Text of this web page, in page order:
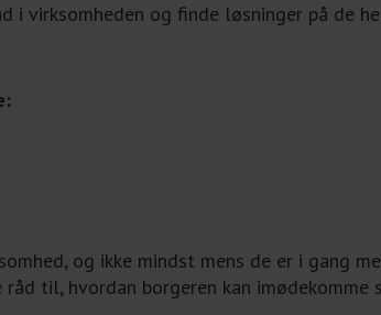
i virksomheden og finde løsninger på de
og ikke mindst mens de er i gang
til, hvordan borgeren kan imødekomme